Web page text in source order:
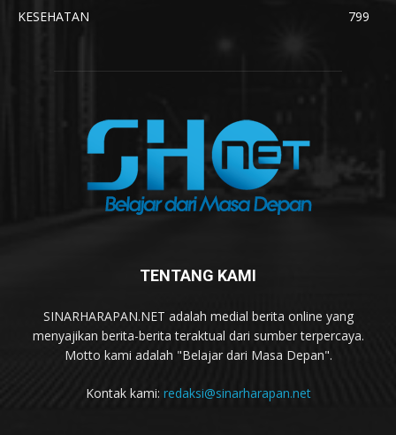
KESEHATAN
799
TENTANG KAMI
SINARHARAPAN.NET adalah medial berita online yang
menyajikan berita-berita teraktual dari sumber terpercaya.
Motto kami adalah "Belajar dari Masa Depan".
Kontak kami: redaksi@sinarharapan.net